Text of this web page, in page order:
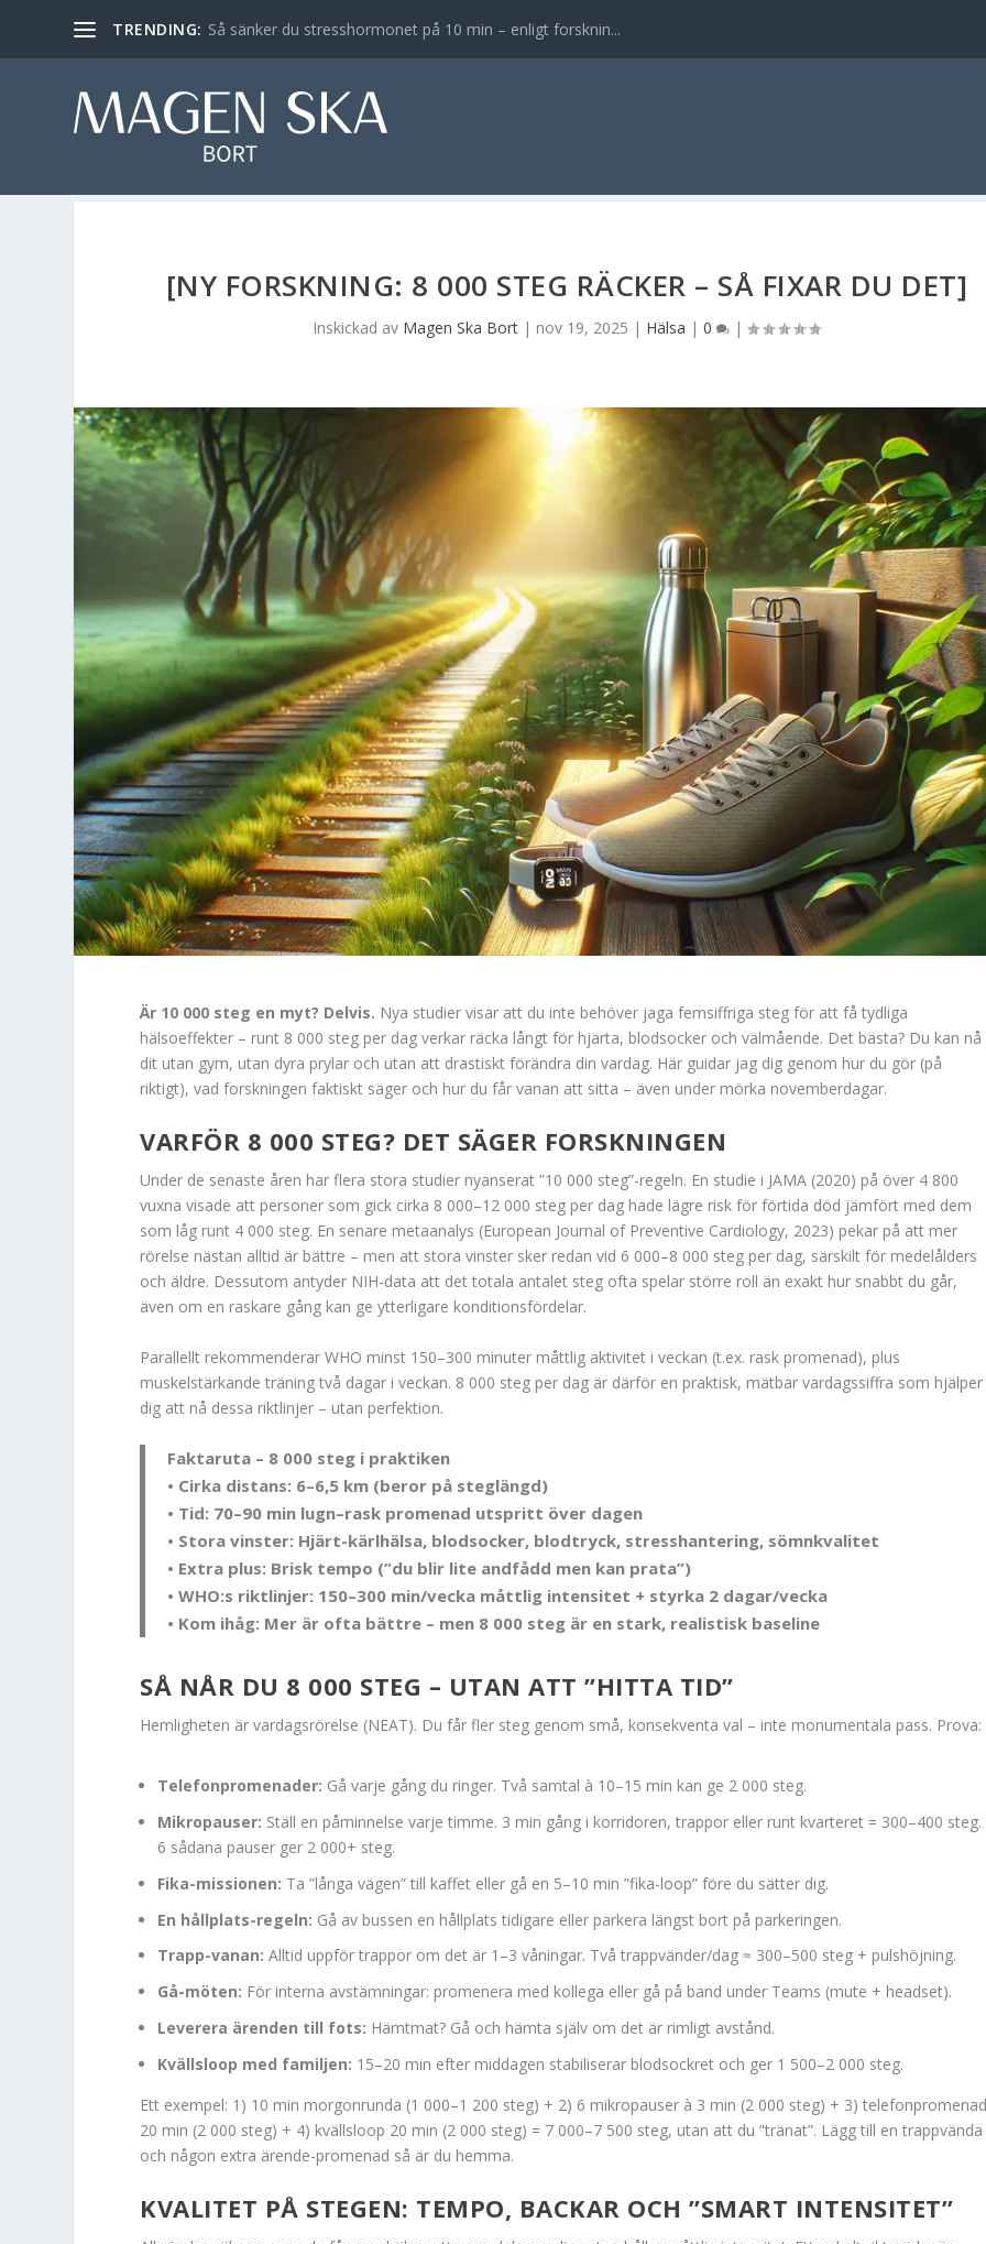
TRENDING: Så sänker du stresshormonet på 10 min – enligt forsknin...
[NY FORSKNING: 8 000 STEG RÄCKER – SÅ FIXAR DU DET]
Inskickad av Magen Ska Bort | nov 19, 2025 | Hälsa |0 |
Är 10 000 steg en myt? Delvis. Nya studier visar att du inte behöver jaga femsiffriga steg för att få tydliga
hälsoeffekter – runt 8 000 steg per dag verkar räcka långt för hjärta, blodsocker och välmående. Det bästa? Du kan nå
dit utan gym, utan dyra prylar och utan att drastiskt förändra din vardag. Här guidar jag dig genom hur du gör (på
riktigt), vad forskningen faktiskt säger och hur du får vanan att sitta – även under mörka novemberdagar.
VARFÖR 8 000 STEG? DET SÄGER FORSKNINGEN
Under de senaste åren har flera stora studier nyanserat ”10 000 steg”-regeln. En studie i JAMA (2020) på över 4 800
vuxna visade att personer som gick cirka 8 000–12 000 steg per dag hade lägre risk för förtida död jämfört med dem
som låg runt 4 000 steg. En senare metaanalys (European Journal of Preventive Cardiology, 2023) pekar på att mer
rörelse nästan alltid är bättre – men att stora vinster sker redan vid 6 000–8 000 steg per dag, särskilt för medelålders
och äldre. Dessutom antyder NIH-data att det totala antalet steg ofta spelar större roll än exakt hur snabbt du går,
även om en raskare gång kan ge ytterligare konditionsfördelar.
Parallellt rekommenderar WHO minst 150–300 minuter måttlig aktivitet i veckan (t.ex. rask promenad), plus
muskelstärkande träning två dagar i veckan. 8 000 steg per dag är därför en praktisk, mätbar vardagssiffra som hjälper
dig att nå dessa riktlinjer – utan perfektion.
Faktaruta – 8 000 steg i praktiken
• Cirka distans: 6–6,5 km (beror på steglängd)
• Tid: 70–90 min lugn–rask promenad utspritt över dagen
• Stora vinster: Hjärt-kärlhälsa, blodsocker, blodtryck, stresshantering, sömnkvalitet
• Extra plus: Brisk tempo (”du blir lite andfådd men kan prata”)
• WHO:s riktlinjer: 150–300 min/vecka måttlig intensitet + styrka 2 dagar/vecka
• Kom ihåg: Mer är ofta bättre – men 8 000 steg är en stark, realistisk baseline
SÅ NÅR DU 8 000 STEG – UTAN ATT ”HITTA TID”
Hemligheten är vardagsrörelse (NEAT). Du får fler steg genom små, konsekventa val – inte monumentala pass. Prova:
Telefonpromenader: Gå varje gång du ringer. Två samtal à 10–15 min kan ge 2 000 steg.
Mikropauser: Ställ en påminnelse varje timme. 3 min gång i korridoren, trappor eller runt kvarteret = 300–400 steg.
6 sådana pauser ger 2 000+ steg.
Fika-missionen: Ta ”långa vägen” till kaffet eller gå en 5–10 min ”fika-loop” före du sätter dig.
En hållplats-regeln: Gå av bussen en hållplats tidigare eller parkera längst bort på parkeringen.
Trapp-vanan: Alltid uppför trappor om det är 1–3 våningar. Två trappvänder/dag ≈ 300–500 steg + pulshöjning.
Gå-möten: För interna avstämningar: promenera med kollega eller gå på band under Teams (mute + headset).
Leverera ärenden till fots: Hämtmat? Gå och hämta själv om det är rimligt avstånd.
Kvällsloop med familjen: 15–20 min efter middagen stabiliserar blodsockret och ger 1 500–2 000 steg.
Ett exempel: 1) 10 min morgonrunda (1 000–1 200 steg) + 2) 6 mikropauser à 3 min (2 000 steg) + 3)
20 min (2 000 steg) + 4) kvällsloop 20 min (2 000 steg) = 7 000–7 500 steg, utan att du ”tränat”. Lägg till en trappvända
och någon extra ärende-promenad så är du hemma.
KVALITET PÅ STEGEN: TEMPO, BACKAR OCH ”SMART INTENSITET”